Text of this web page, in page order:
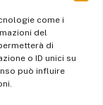
come i
del
di
o ID unici su
può influire